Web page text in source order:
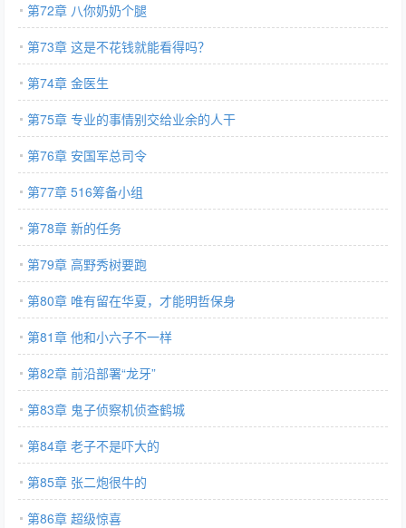
第72章 八你奶奶个腿
第73章 这是不花钱就能看得吗？
第74章 金医生
第75章 专业的事情别交给业余的人干
第76章 安国军总司令
第77章 516筹备小组
第78章 新的任务
第79章 高野秀树要跑
第80章 唯有留在华夏，才能明哲保身
第81章 他和小六子不一样
第82章 前沿部署“龙牙”
第83章 鬼子侦察机侦查鹤城
第84章 老子不是吓大的
第85章 张二炮很牛的
第86章 超级惊喜